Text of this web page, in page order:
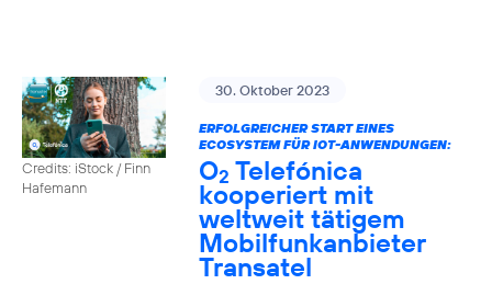
Credits: iStock / Finn
Hafemann
30. Oktober 2023
ERFOLGREICHER START EINES
ECOSYSTEM FÜR IOT-ANWENDUNGEN:
O2 Telefónica
kooperiert mit
weltweit tätigem
Mobilfunkanbieter
Transatel